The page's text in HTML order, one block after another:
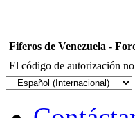
Fiferos de Venezuela -
El código de autorización